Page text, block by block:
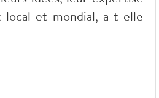
local et mondial, a-t-elle